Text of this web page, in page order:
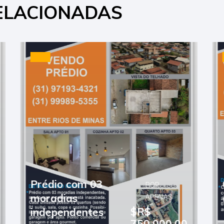
Casa de 04 quartos
(sendo 01 suíte)
POR
APENAS
$R$
750.000,00